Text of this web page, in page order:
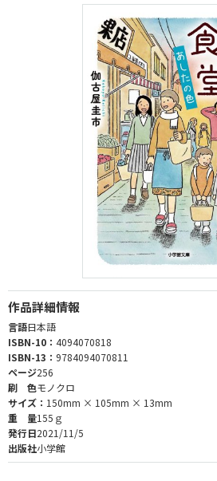
作品詳細情報
言語日本語
ISBN-10： 4094070818
ISBN-13： 9784094070811
ページ256
刷 色モノクロ
サイズ： 150mm × 105mm × 13mm
重 量155ｇ
発行日2021/11/5
出版社小学館